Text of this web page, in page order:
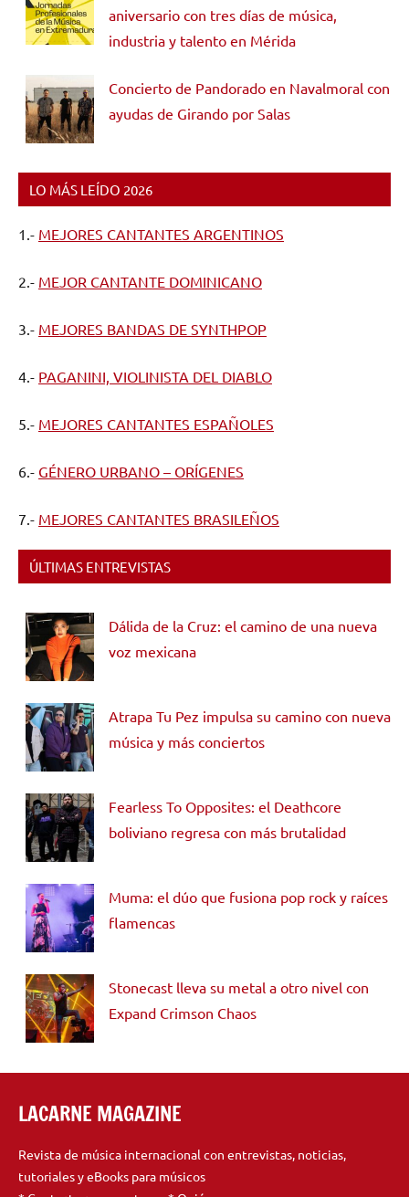
aniversario con tres días de música,
industria y talento en Mérida
Concierto de Pandorado en Navalmoral con
ayudas de Girando por Salas
LO MÁS LEÍDO 2026
1.- MEJORES CANTANTES ARGENTINOS
2.- MEJOR CANTANTE DOMINICANO
3.- MEJORES BANDAS DE SYNTHPOP
4.- PAGANINI, VIOLINISTA DEL DIABLO
5.- MEJORES CANTANTES ESPAÑOLES
6.- GÉNERO URBANO – ORÍGENES
7.- MEJORES CANTANTES BRASILEÑOS
ÚLTIMAS ENTREVISTAS
Dálida de la Cruz: el camino de una nueva
voz mexicana
Atrapa Tu Pez impulsa su camino con nueva
música y más conciertos
Fearless To Opposites: el Deathcore
boliviano regresa con más brutalidad
Muma: el dúo que fusiona pop rock y raíces
flamencas
Stonecast lleva su metal a otro nivel con
Expand Crimson Chaos
LACARNE MAGAZINE
Revista de música internacional con entrevistas, noticias,
tutoriales y eBooks para músicos